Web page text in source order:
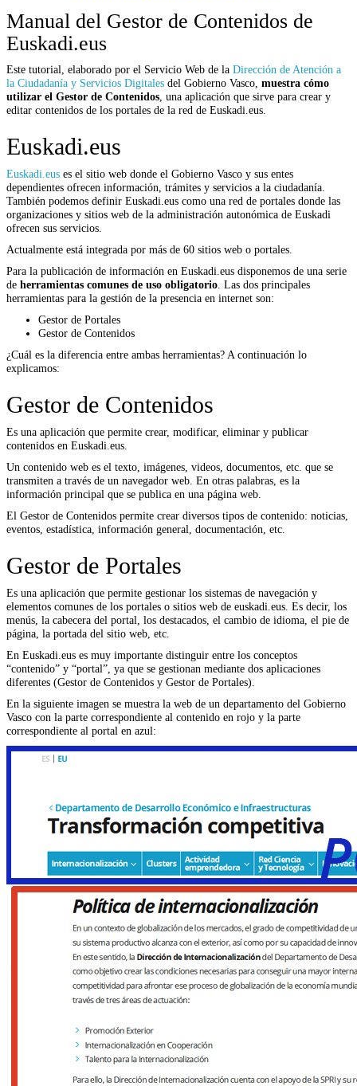
Manual del Gestor de Contenidos de
Euskadi.eus
Este tutorial, elaborado por el Servicio Web de la Dirección de Atención a
la Ciudadanía y Servicios Digitales del Gobierno Vasco, muestra cómo
utilizar el Gestor de Contenidos , una aplicación que sirve para crear y
editar contenidos de los portales de la red de Euskadi.eus.
Euskadi.eus
Euskadi.eus es el sitio web donde el Gobierno Vasco y sus entes
dependientes ofrecen información, trámites y servicios a la ciudadanía.
También podemos definir Euskadi.eus como una red de portales donde las
organizaciones y sitios web de la administración autonómica de Euskadi
ofrecen sus servicios.
Actualmente está integrada por más de 60 sitios web o portales.
Para la publicación de información en Euskadi.eus disponemos de una serie
de herramientas comunes de uso obligatorio . Las dos principales
herramientas para la gestión de la presencia en internet son:
Gestor de Portales
Gestor de Contenidos
¿Cuál es la diferencia entre ambas herramientas? A continuación lo
explicamos:
Gestor de Contenidos
Es una aplicación que permite crear, modificar, eliminar y publicar
contenidos en Euskadi.eus.
Un contenido web es el texto, imágenes, videos, documentos, etc. que se
transmiten a través de un navegador web. En otras palabras, es la
información principal que se publica en una página web.
El Gestor de Contenidos permite crear diversos tipos de contenido: noticias,
eventos, estadística, información general, documentación, etc.
Gestor de Portales
Es una aplicación que permite gestionar los sistemas de navegación y
elementos comunes de los portales o sitios web de euskadi.eus. Es decir, los
menús, la cabecera del portal, los destacados, el cambio de idioma, el pie de
página, la portada del sitio web, etc.
En Euskadi.eus es muy importante distinguir entre los conceptos
“contenido” y “portal”, ya que se gestionan mediante dos aplicaciones
diferentes (Gestor de Contenidos y Gestor de Portales).
En la siguiente imagen se muestra la web de un departamento del Gobierno
Vasco con la parte correspondiente al contenido en rojo y la parte
correspondiente al portal en azul: